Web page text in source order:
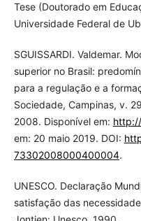
Tese (Doutorado em
Universidade Federal de
SGUISSARDI. Valdemar.
superior no Brasil:
para a regulação e a
Sociedade, Campinas, v.
2008. Disponível em:
em: 20 maio 2019. DOI:
73302008000400004.
UNESCO. Declaração
satisfação das